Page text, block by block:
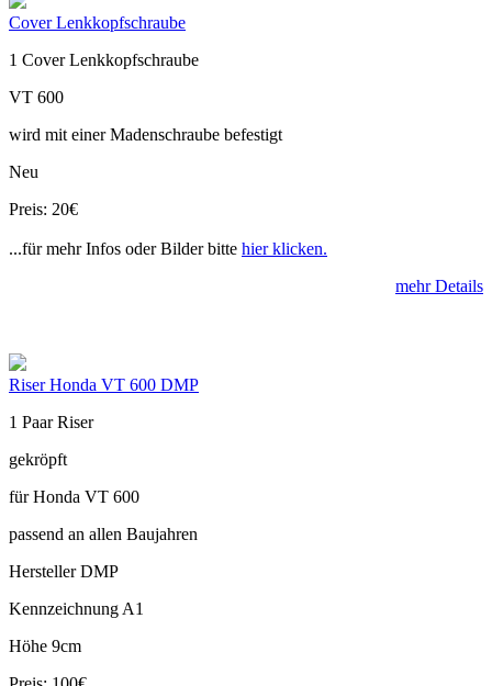
Cover Lenkkopfschraube
1 Cover Lenkkopfschraube
VT 600
wird mit einer Madenschraube befestigt
Neu
Preis: 20€
...für mehr Infos oder Bilder bitte hier klicken.
mehr Details
Riser Honda VT 600 DMP
1 Paar Riser
gekröpft
für Honda VT 600
passend an allen Baujahren
Hersteller DMP
Kennzeichnung A1
Höhe 9cm